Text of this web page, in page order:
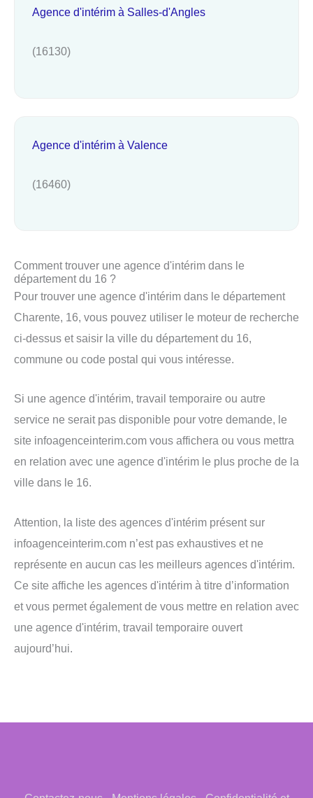
Agence d'intérim à Salles-d'Angles
(16130)
Agence d'intérim à Valence
(16460)
Comment trouver une agence d'intérim dans le
département du 16 ?
Pour trouver une agence d'intérim dans le département
Charente, 16, vous pouvez utiliser le moteur de recherche
ci-dessus et saisir la ville du département du 16,
commune ou code postal qui vous intéresse.
Si une agence d'intérim, travail temporaire ou autre
service ne serait pas disponible pour votre demande, le
site infoagenceinterim.com vous affichera ou vous mettra
en relation avec une agence d'intérim le plus proche de la
ville dans le 16.
Attention, la liste des agences d'intérim présent sur
infoagenceinterim.com n’est pas exhaustives et ne
représente en aucun cas les meilleurs agences d'intérim.
Ce site affiche les agences d'intérim à titre d’information
et vous permet également de vous mettre en relation avec
une agence d'intérim, travail temporaire ouvert
aujourd’hui.